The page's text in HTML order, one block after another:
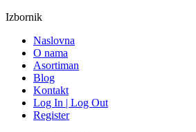
Izbornik
Naslovna
O nama
Asortiman
Blog
Kontakt
Log In | Log Out
Register